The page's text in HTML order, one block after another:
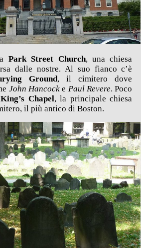
Park Street Church, una chiesa
dalle nostre. Al suo fianco c’è
Ground, il cimitero dove
John Hancock e Paul Revere. Poco
King’s Chapel, la principale chiesa
il più antico di Boston.